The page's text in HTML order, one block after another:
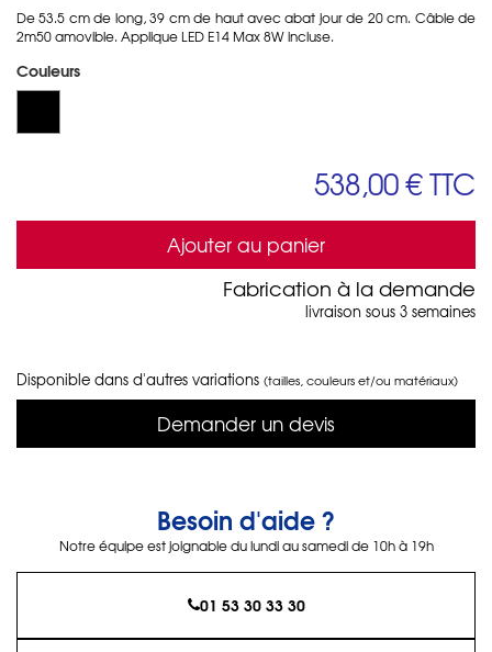
De 53.5 cm de long, 39 cm de haut avec abat jour de 20 cm. Câble de
2m50 amovible. AppliqueLED E14 Max 8W incluse.
Couleurs
538,00 €TTC
Ajouter au panier
Fabrication à la demande
livraison sous 3 semaines
Disponible dans d'autres variations (tailles, couleurs et/ou matériaux)
Demander un devis
Besoin d'aide ?
Notre équipe est joignable du lundi au samedi de 10h à 19h
01 53 30 33 30